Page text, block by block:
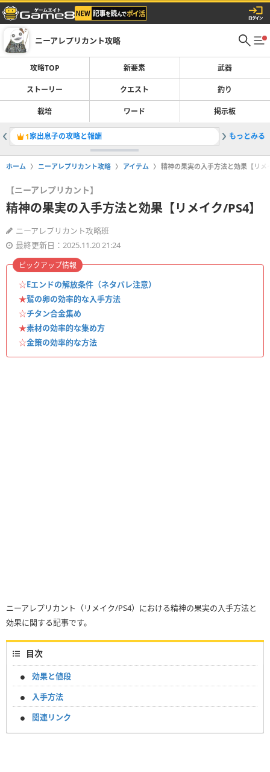
ニーアレプリカント攻略
攻略TOP 新要素 武器
ストーリー クエスト 釣り
栽培 ワード 掲示板
1家出息子の攻略と報酬 2キャラ
もっとみる
ホーム ニーアレプリカント攻略 アイテム 精神の果実の入手方法と効果【リメ
【ニーアレプリカント】
精神の果実の入手方法と効果【リメイク/PS4】
ニーアレプリカント攻略班
最終更新日：2025.11.20 21:24
☆Eエンドの解放条件（ネタバレ注意）
★鷲の卵の効率的な入手方法
☆チタン合金集め
★素材の効率的な集め方
☆金策の効率的な方法
ピックアップ情報
ニーアレプリカント（リメイク/PS4）における精神の果実の入手方法と
効果に関する記事です。
目次
効果と値段
入手方法
関連リンク